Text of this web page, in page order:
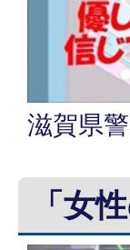
滋賀県
「女